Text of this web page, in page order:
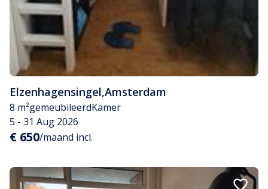
Elzenhagensingel,Amsterdam
8 m²gemeubileerdKamer
5 - 31 Aug 2026
€ 650/maand incl.